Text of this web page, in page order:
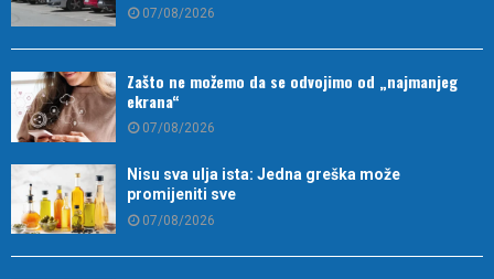
07/08/2026
Zašto ne možemo da se odvojimo od „najmanjeg
ekrana“
07/08/2026
Nisu sva ulja ista: Jedna greška može
promijeniti sve
07/08/2026